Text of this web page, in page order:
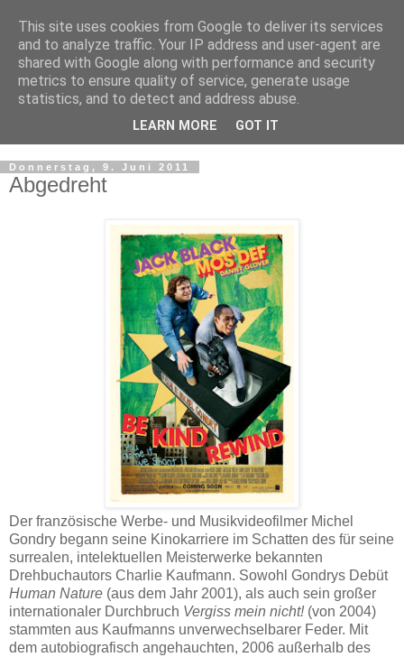
Donnerstag, 9. Juni 2011
Abgedreht
Der französische Werbe- und Musikvideofilmer Michel
Gondry begann seine Kinokarriere im Schatten des für seine
surrealen, intelektuellen Meisterwerke bekannten
Drehbuchautors Charlie Kaufmann. Sowohl Gondrys Debüt
Human Nature (aus dem Jahr 2001), als auch sein großer
internationaler Durchbruch Vergiss mein nicht!(von 2004)
stammten aus Kaufmanns unverwechselbarer Feder. Mit
dem autobiografisch angehauchten, 2006 außerhalb des
This site uses cookies from Google to deliver its services
and to analyze traffic. Your IP address and user-agent are
shared with Google along with performance and security
metrics to ensure quality of service, generate usage
statistics, and to detect and address abuse.
LEARN MORE GOT IT